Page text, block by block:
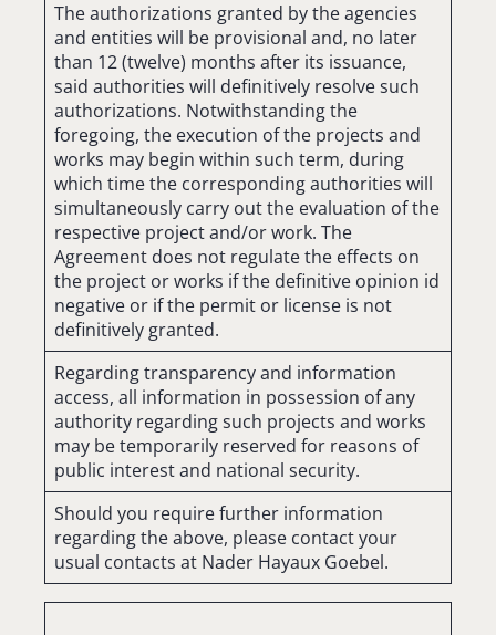
The authorizations granted by the agencies
and entities will be provisional and, no later
than 12 (twelve) months after its issuance,
said authorities will definitively resolve such
authorizations. Notwithstanding the
foregoing, the execution of the projects and
works may begin within such term, during
which time the corresponding authorities will
simultaneously carry out the evaluation of the
respective project and/or work. The
Agreement does not regulate the effects on
the project or works if the definitive opinion id
negative or if the permit or license is not
definitively granted.
Regarding transparency and information
access, all information in possession of any
authority regarding such projects and works
may be temporarily reserved for reasons of
public interest and national security.
Should you require further information
regarding the above, please contact your
usual contacts at Nader Hayaux Goebel.